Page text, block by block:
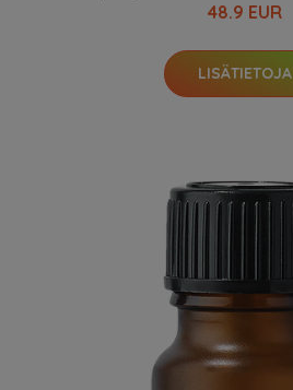
48.9 EUR
LISÄTIETOJA